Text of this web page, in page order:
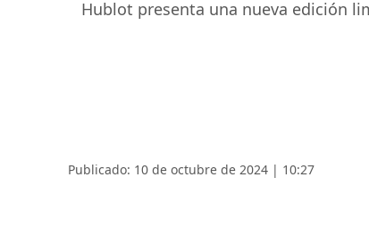
Hublot presenta una nueva edición
Publicado: 10 de octubre de 2024 | 10:27